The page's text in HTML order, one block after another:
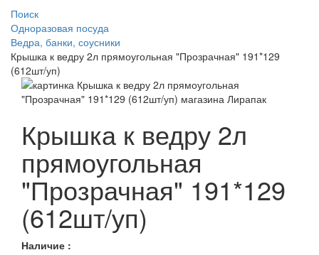
Поиск
Одноразовая посуда
Ведра, банки, соусники
Крышка к ведру 2л прямоугольная "Прозрачная" 191*129
(612шт/уп)
Крышка к ведру 2л
прямоугольная
"Прозрачная" 191*129
(612шт/уп)
Наличие :